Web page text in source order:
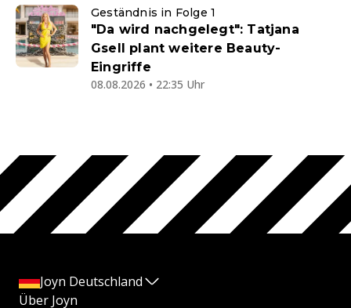
Geständnis in Folge 1
"Da wird nachgelegt": Tatjana
Gsell plant weitere Beauty-
Eingriffe
08.08.2026 • 22:35 Uhr
Joyn Deutschland
Über Joyn